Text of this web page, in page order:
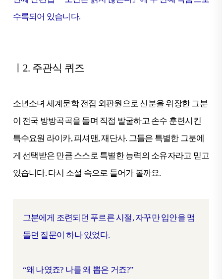
수록되어 있습니다.
ㅣ2. 주관식 퀴즈
소년소녀 세계문학 전집 외판원으로 신분을 위장한 그분
이 전국 방방곡곡을 돌며 직접 발굴하고 손수 훈련시킨
특수요원 라이카, 피셔맨, 재단사. 그들은 특별한 그분에
게 선택받은 만큼 스스로 특별한 능력의 소유자라고 믿고
있습니다. 다시 소설 속으로 들어가 볼까요.
그분에게 조련되던 푸르른 시절, 자꾸만 입안을 맴
돌던 질문이 하나 있었다.
“왜 나였죠? 나를 왜 뽑은 거죠?”